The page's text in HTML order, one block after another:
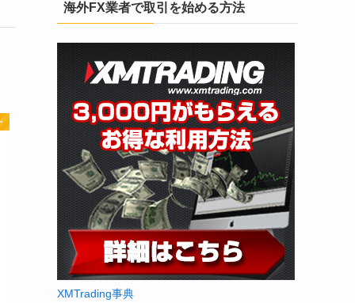
海外FX業者で取引を始める方法
XMTrading事典